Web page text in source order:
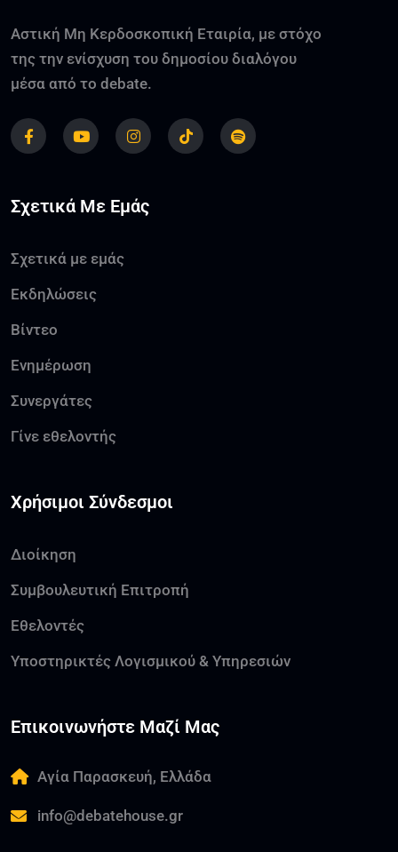
Αστική Μη Κερδοσκοπική Εταιρία, με στόχο
της την ενίσχυση του δημοσίου διαλόγου
μέσα από το debate.
Σχετικά Με Εμάς
Σχετικά με εμάς
Εκδηλώσεις
Βίντεο
Ενημέρωση
Συνεργάτες
Γίνε εθελοντής
Χρήσιμοι Σύνδεσμοι
Διοίκηση
Συμβουλευτική Επιτροπή
Εθελοντές
Υποστηρικτές Λογισμικού & Υπηρεσιών
Επικοινωνήστε Μαζί Μας
Αγία Παρασκευή, Ελλάδα
info@debatehouse.gr